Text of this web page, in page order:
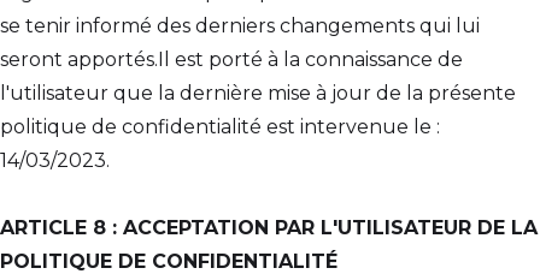
se tenir informé des derniers changements qui lui
seront apportés.Il est porté à la connaissance de
l'utilisateur que la dernière mise à jour de la présente
politique de confidentialité est intervenue le :
14/03/2023.
ARTICLE 8 : ACCEPTATION PAR L'UTILISATEUR DE LA
POLITIQUE DE CONFIDENTIALITÉ